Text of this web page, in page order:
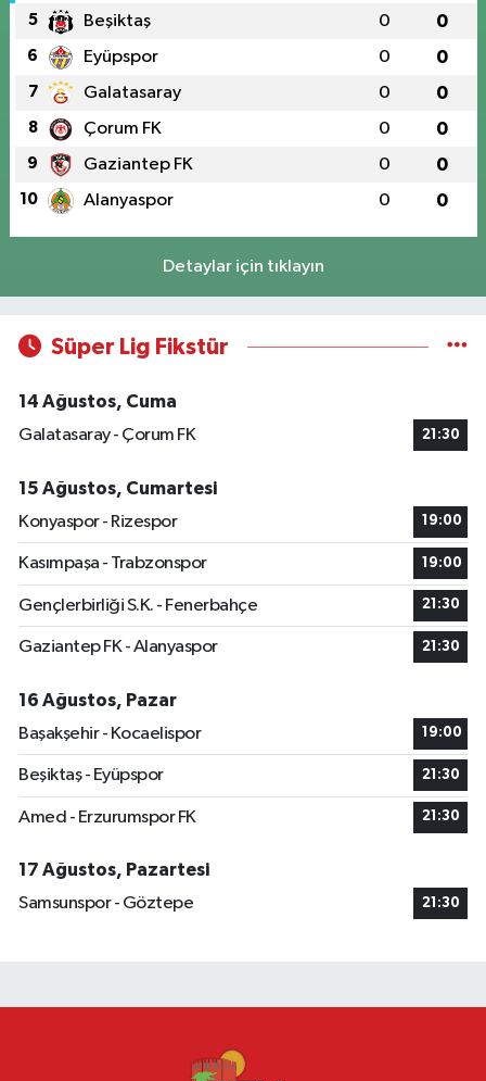
5 Beşiktaş 0 0
6 Eyüpspor 0 0
7 Galatasaray 0 0
8 Çorum FK 0 0
9 Gaziantep FK 0 0
10 Alanyaspor 0 0
Detaylar için tıklayın
Süper Lig Fikstür
14 Ağustos, Cuma
Galatasaray - Çorum FK
21:30
15 Ağustos, Cumartesi
Konyaspor - Rizespor
19:00
Kasımpaşa - Trabzonspor 19:00
Gençlerbirliği S.K. - Fenerbahçe 21:30
Gaziantep FK - Alanyaspor 21:30
16 Ağustos, Pazar
Başakşehir - Kocaelispor
19:00
Beşiktaş - Eyüpspor 21:30
Amed - Erzurumspor FK 21:30
17 Ağustos, Pazartesi
Samsunspor - Göztepe
21:30